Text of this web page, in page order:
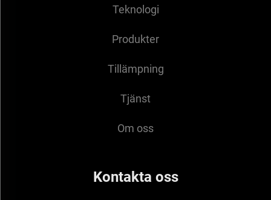
Teknologi
Produkter
Tillämpning
Tjänst
Om oss
Kontakta oss